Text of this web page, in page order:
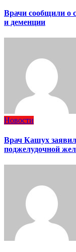
Врачи сообщили о
и деменции
Новости
Врач Кашух
поджелудочной